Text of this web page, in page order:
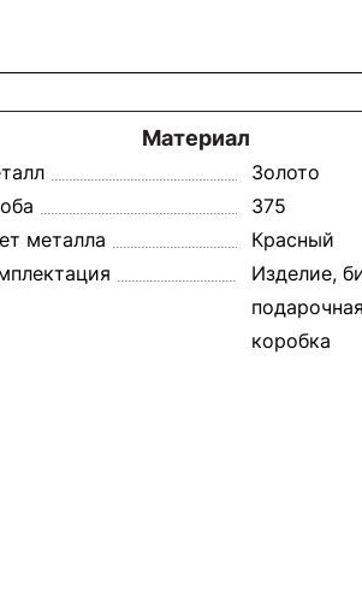
Материал
Золото
375
металла
Красный
Изделие,
подарочная
коробка